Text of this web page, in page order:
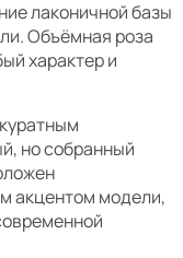
лаконичной базы
Объёмная роза
характер и
но собранный
акцентом модели,